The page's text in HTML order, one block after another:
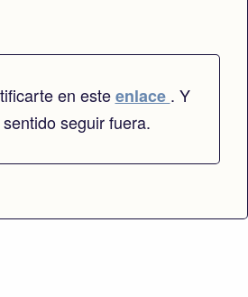
en esteenlace . Y
seguir fuera.